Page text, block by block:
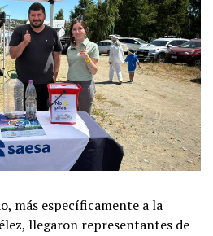
más específicamente a la
llegaron representantes de